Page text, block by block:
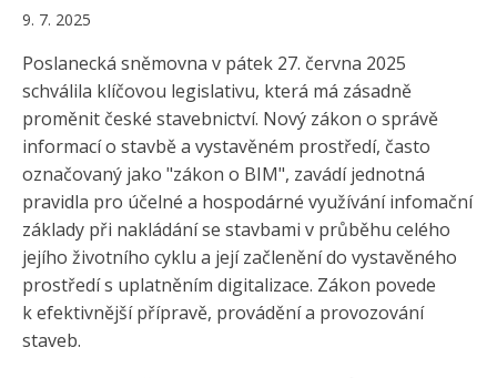
9. 7. 2025
Poslanecká sněmovna v pátek 27. června 2025
schválila klíčovou legislativu, která má zásadně
proměnit české stavebnictví. Nový zákon o správě
informací o stavbě a vystavěném prostředí, často
označovaný jako "zákon o BIM", zavádí jednotná
pravidla pro účelné a hospodárné využívání infomační
základy při nakládání se stavbami v průběhu celého
jejího životního cyklu a její začlenění do vystavěného
prostředí s uplatněním digitalizace. Zákon povede
k efektivnější přípravě, provádění a provozování
staveb.